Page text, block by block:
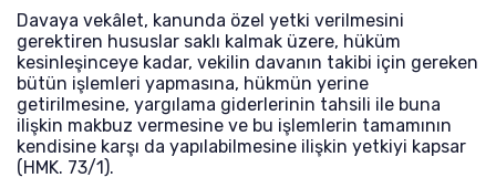
Davaya vekâlet, kanunda özel yetki verilmesini
gerektiren hususlar saklı kalmak üzere, hüküm
kesinleşinceye kadar, vekilin davanın takibi için gereken
bütün işlemleri yapmasına, hükmün yerine
getirilmesine, yargılama giderlerinin tahsili ile buna
ilişkin makbuz vermesine ve bu işlemlerin tamamının
kendisine karşı da yapılabilmesine ilişkin yetkiyi kapsar
(HMK. 73/1).